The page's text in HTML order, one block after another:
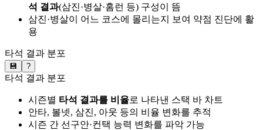
석 결과(삼진·병살·홈런 등) 구성이 뜸
삼진·병살이 어느 코스에 몰리는지 보여 약점 진단에 활
용
타석 결과 분포
💾 ?
타석 결과 분포
시즌별 타석 결과를 비율로 나타낸 스택 바 차트
안타, 볼넷, 삼진, 아웃 등의 비율 변화를 추적
시즌 간 선구안·컨택 능력 변화를 파악 가능